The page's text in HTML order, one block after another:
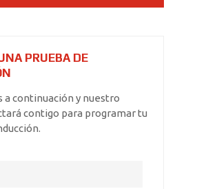
PRUEBA DE
a continuación y nuestro
contigo para programar tu